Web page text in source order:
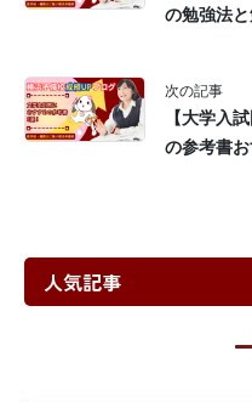
の勉強法
次の記事
【大学入
の参考書
人気記事